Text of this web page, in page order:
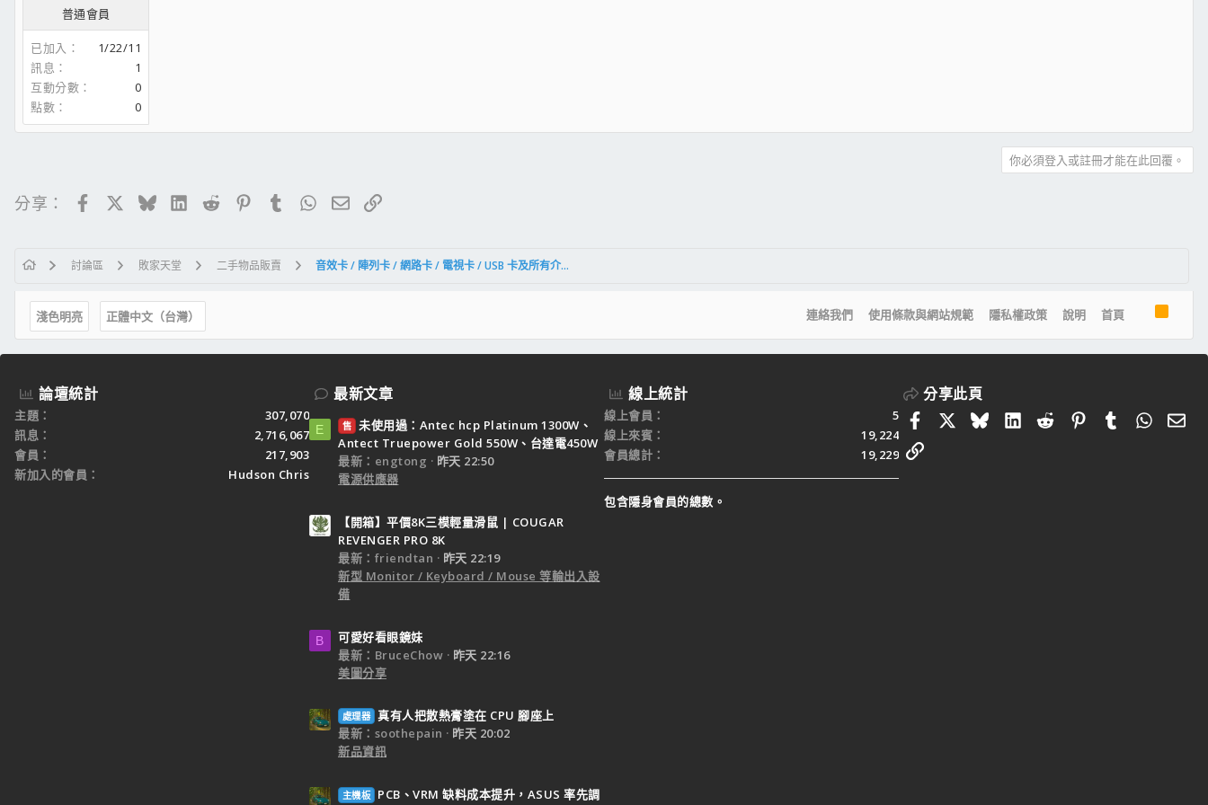
普通會員
已加入
1/22/11
訊息
1
互動分數
0
點數
0
你必須登入或註冊才能在此回覆。
分享： FacebookBlueskyLinkedIn
RedditPinterestTumblrWhatsApp
電子郵件
連結
討論區 敗家天堂 二手物品販賣 音效卡 / 陣列卡 / 網路卡 / 電視卡 / USB 卡及所有介面卡
淺色明亮 正體中文（台灣） 連絡我們 使用條款與網站規範 隱私權政策 說明 首頁
論壇統計
主題
307,070
訊息
2,716,067
會員
217,903
新加入的會員
Hudson Chris
最新文章
E 售 未使用過：Antec hcp Platinum 1300W、
Antect Truepower Gold 550W、台達電450W
最新：engtong
昨天 22:50
電源供應器
【開箱】平價8K三模輕量滑鼠 | COUGAR
REVENGER PRO 8K
最新：friendtan
昨天 22:19
新型 Monitor / Keyboard / Mouse 等輸出入設
備
B
可愛好看眼鏡妹
最新：BruceChow
昨天 22:16
美圖分享
處理器 真有人把散熱膏塗在 CPU 腳座上
最新：soothepain
昨天 20:02
新品資訊
主機板
PCB、VRM 缺料成本提升，ASUS 率先調
線上統計
線上會員
5
線上來賓
19,224
會員總計
19,229
包含隱身會員的總數。
分享此頁
FacebookBlueskyLinkedIn
RedditPinterestTumblr 電
連結